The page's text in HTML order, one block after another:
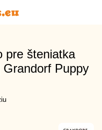
pre šteniatka
Puppy